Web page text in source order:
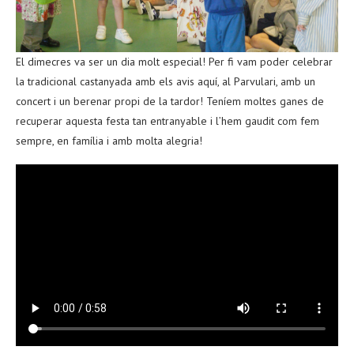
El dimecres va ser un dia molt especial! Per fi vam poder celebrar
la tradicional castanyada amb els avis aquí, al Parvulari, amb un
concert i un berenar propi de la tardor! Teníem moltes ganes de
recuperar aquesta festa tan entranyable i l’hem gaudit com fem
sempre, en família i amb molta alegria!